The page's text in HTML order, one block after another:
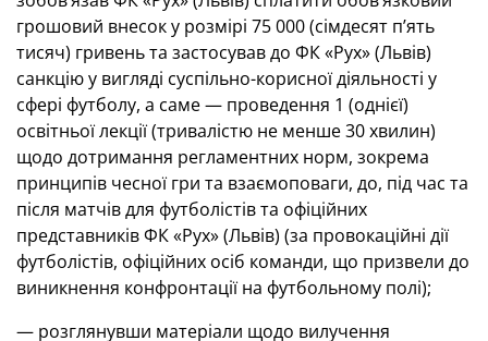
грошовий внесок у розмірі 75 000 (сімдесят пʼять
тисяч) гривень та застосував до ФК «Рух» (Львів)
санкцію у вигляді суспільно-корисної діяльності у
сфері футболу, а саме — проведення 1 (однієї)
освітньої лекції (тривалістю не менше 30 хвилин)
щодо дотримання регламентних норм, зокрема
принципів чесної гри та взаємоповаги, до, під час та
після матчів для футболістів та офіційних
представників ФК «Рух» (Львів) (за провокаційні дії
футболістів, офіційних осіб команди, що призвели до
виникнення конфронтації на футбольному полі);
— розглянувши матеріали щодо вилучення